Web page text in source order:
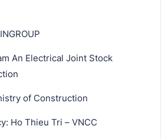
An Electrical Joint Stock
of Construction
Ho Thieu Tri – VNCC